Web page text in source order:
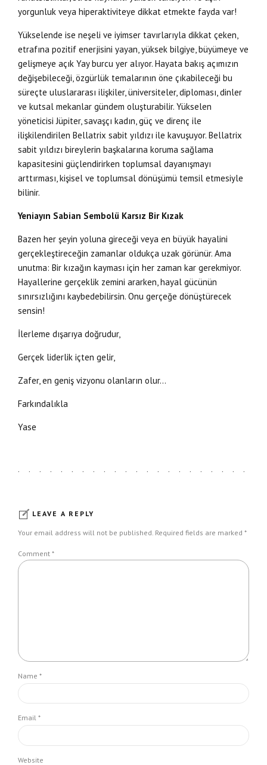
yorgunluk veya hiperaktiviteye dikkat etmekte fayda var!
Yükselende ise neşeli ve iyimser tavırlarıyla dikkat çeken,
etrafına pozitif enerjisini yayan, yüksek bilgiye, büyümeye ve
gelişmeye açık Yay burcu yer alıyor. Hayata bakış açımızın
değişebileceği, özgürlük temalarının öne çıkabileceği bu
süreçte uluslararası ilişkiler, üniversiteler, diploması, dinler
ve kutsal mekanlar gündem oluşturabilir. Yükselen
yöneticisi Jüpiter, savaşçı kadın, güç ve direnç ile
ilişkilendirilen Bellatrix sabit yıldızı ile kavuşuyor. Bellatrix
sabit yıldızı bireylerin başkalarına koruma sağlama
kapasitesini güçlendirirken toplumsal dayanışmayı
arttırması, kişisel ve toplumsal dönüşümü temsil etmesiyle
bilinir.
Yeniayın Sabian Sembolü Karsız Bir Kızak
Bazen her şeyin yoluna gireceği veya en büyük hayalini
gerçekleştireceğin zamanlar oldukça uzak görünür. Ama
unutma: Bir kızağın kayması için her zaman kar gerekmiyor.
Hayallerine gerçeklik zemini ararken, hayal gücünün
sınırsızlığını kaybedebilirsin. Onu gerçeğe dönüştürecek
sensin!
İlerleme dışarıya doğrudur,
Gerçek liderlik içten gelir,
Zafer, en geniş vizyonu olanların olur…
Farkındalıkla
Yase
LEAVE A REPLY
Your email address will not be published. Required fields are marked *
Comment *
Name *
Email *
Website